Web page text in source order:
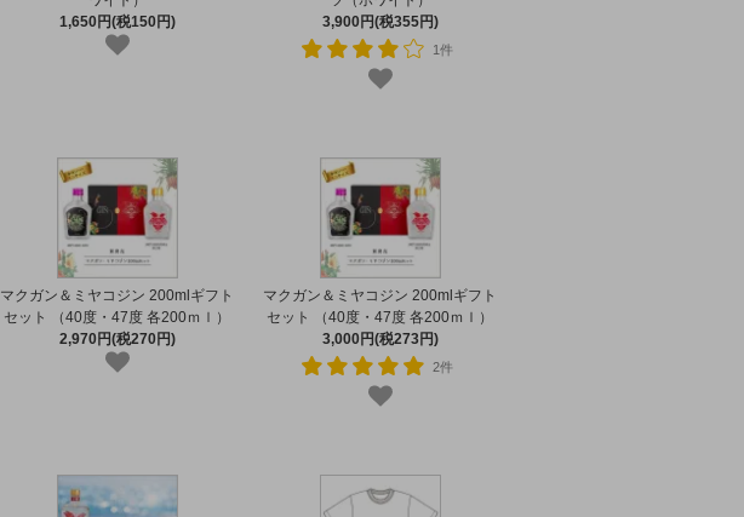
1,650円(税150円)
3,900円(税355円)
1件
マクガン＆ミヤコジン 200mlギフト
セット （40度・47度 各200ｍｌ）
2,970円(税270円)
マクガン＆ミヤコジン 200mlギフト
セット （40度・47度 各200ｍｌ）
3,000円(税273円)
2件